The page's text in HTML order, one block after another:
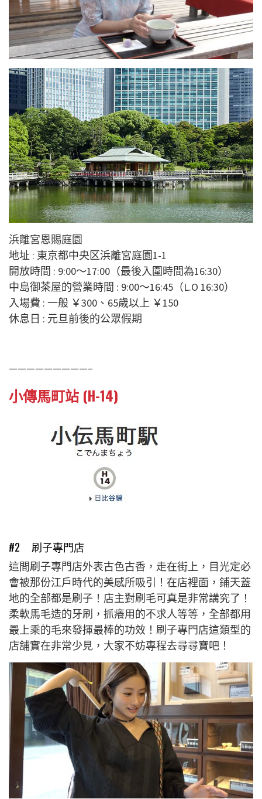
浜離宮恩賜庭園
地址 : 東京都中央区浜離宮庭園1-1
開放時間 : 9:00～17:00（最後入圍時間為16:30）
中島御茶屋的營業時間 : 9:00～16:45（L.O 16:30）
入場費 : 一般 ￥300、65歳以上 ￥150
休息日 : 元旦前後的公眾假期
—————————–
小傳馬町站 (H-14)
#2 刷子專門店
這間刷子專門店外表古色古香，走在街上，目光定必
會被那份江戶時代的美感所吸引！在店裡面，鋪天蓋
地的全部都是刷子！店主對刷毛可真是非常講究了！
柔軟馬毛造的牙刷，抓癢用的不求人等等，全部都用
最上乘的毛來發揮最棒的功效！刷子專門店這類型的
店舖實在非常少見，大家不妨專程去尋尋寶吧！